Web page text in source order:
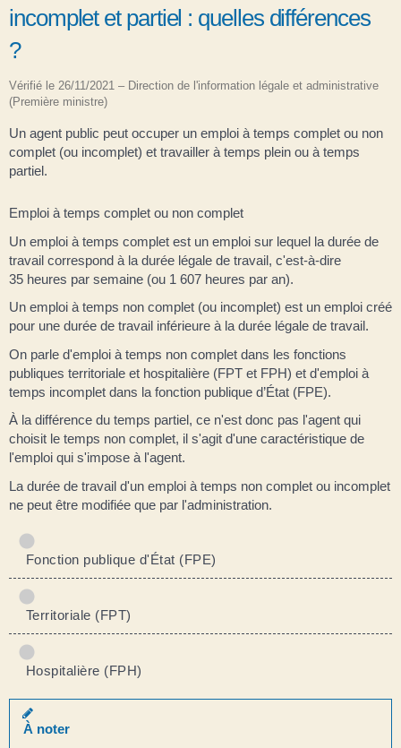
incomplet et partiel : quelles différences
?
Vérifié le 26/11/2021 – Direction de l'information légale et administrative
(Première ministre)
Un agent public peut occuper un emploi à temps complet ou non
complet (ou incomplet) et travailler à temps plein ou à temps
partiel.
Emploi à temps complet ou non complet
Un emploi à temps complet est un emploi sur lequel la durée de
travail correspond à la durée légale de travail, c'est-à-dire
35 heures par semaine (ou 1 607 heures par an).
Un emploi à temps non complet (ou incomplet) est un emploi créé
pour une durée de travail inférieure à la durée légale de travail.
On parle d'emploi à temps non complet dans les fonctions
publiques territoriale et hospitalière (FPT et FPH) et d'emploi à
temps incomplet dans la fonction publique d’État (FPE).
À la différence du temps partiel, ce n'est donc pas l'agent qui
choisit le temps non complet, il s'agit d'une caractéristique de
l'emploi qui s'impose à l'agent.
La durée de travail d'un emploi à temps non complet ou incomplet
ne peut être modifiée que par l'administration.
Fonction publique d'État (FPE)
Territoriale (FPT)
Hospitalière (FPH)
À noter